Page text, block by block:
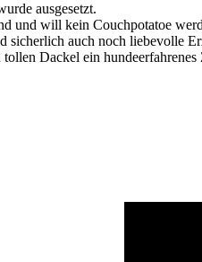
ausgesetzt.
und will kein Couchpotatoe
sicherlich auch noch liebevolle
Dackel ein hundeerfahrenes